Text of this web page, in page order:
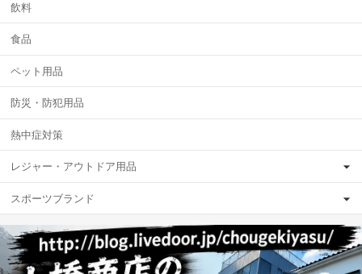
飲料
食品
ペット用品
防災・防犯用品
熱中症対策
レジャー・アウトドア用品
スポーツブランド